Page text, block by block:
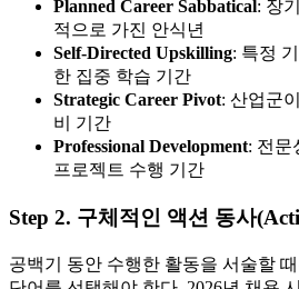
Planned Career Sabbatical: 장
적으로 가진 안식년
Self-Directed Upskilling: 특정
한 집중 학습 기간
Strategic Career Pivot: 산업군
비 기간
Professional Development: 전문
프로젝트 수행 기간
Step 2. 구체적인 액션 동사
공백기 동안 수행한 활동을 서술할